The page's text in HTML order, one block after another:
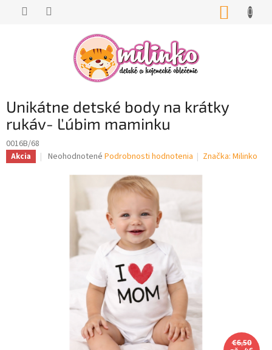
Unikátne detské body na krátky
rukáv- Ľúbim maminku
0016B/68
Akcia
Priemerné
produktu
hviezdičiek.
Neohodnotené Podrobnosti hodnotenia Značka:Milinko
€6,50